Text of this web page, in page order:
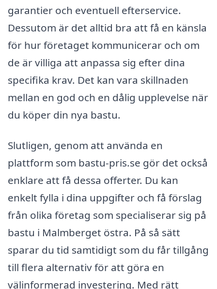
garantier och eventuell efterservice.
Dessutom är det alltid bra att få en känsla
för hur företaget kommunicerar och om
de är villiga att anpassa sig efter dina
specifika krav. Det kan vara skillnaden
mellan en god och en dålig upplevelse när
du köper din nya bastu.
Slutligen, genom att använda en
plattform som bastu-pris.se gör det också
enklare att få dessa offerter. Du kan
enkelt fylla i dina uppgifter och få förslag
från olika företag som specialiserar sig på
bastu i Malmberget östra. På så sätt
sparar du tid samtidigt som du får tillgång
till flera alternativ för att göra en
välinformerad investering. Med rätt